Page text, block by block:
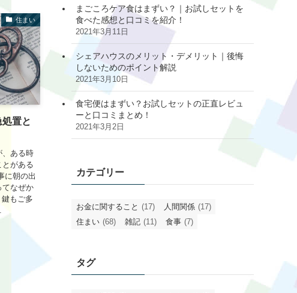
住まい
置と
、ある時
とがある
に朝の出
てなぜか
もご多
まごころケア食はまずい？｜お試しセットを
食べた感想と口コミを紹介！
2021年3月11日
シェアハウスのメリット・デメリット｜後悔
しないためのポイント解説
2021年3月10日
食宅便はまずい？お試しセットの正直レビュ
ーと口コミまとめ！
2021年3月2日
カテゴリー
お金に関すること (17) 人間関係 (17)
住まい (68) 雑記 (11) 食事 (7)
タグ